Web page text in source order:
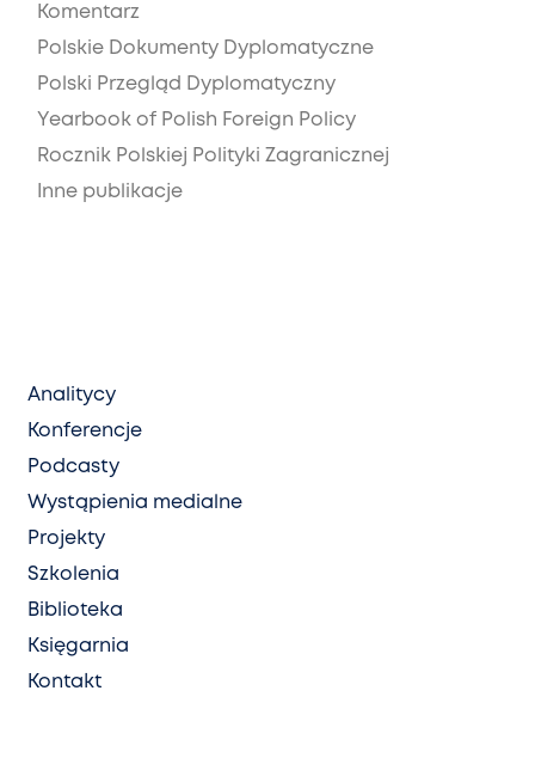
Komentarz
Polskie Dokumenty Dyplomatyczne
Polski Przegląd Dyplomatyczny
Yearbook of Polish Foreign Policy
Rocznik Polskiej Polityki Zagranicznej
Inne publikacje
Analitycy
Konferencje
Podcasty
Wystąpienia medialne
Projekty
Szkolenia
Biblioteka
Księgarnia
Kontakt